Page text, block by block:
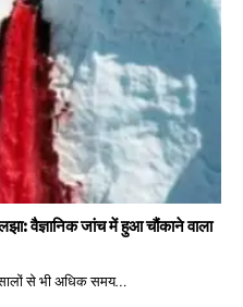
वैज्ञानिक जांच में हुआ चौंकाने वाला
सालों से भी अधिक समय…